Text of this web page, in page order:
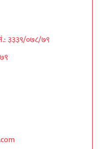
३३३९/०७८/७९